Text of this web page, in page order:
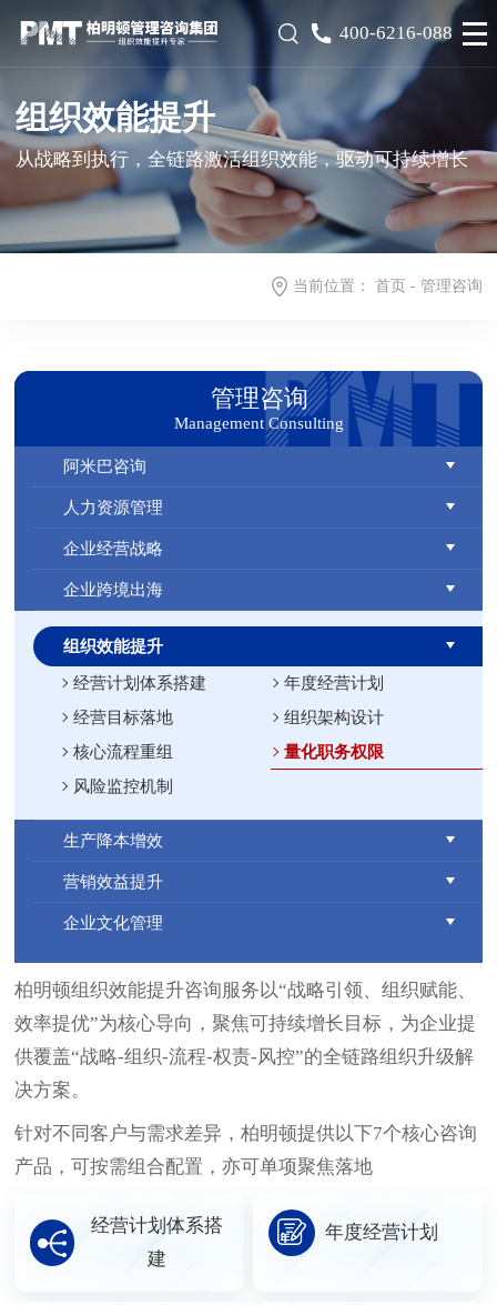
400-6216-088
组织效能提升
从战略到执行，全链路激活组织效能，驱动可持续增长
当前位置： 首页- 管理咨询
管理咨询
Management Consulting
阿米巴咨询
人力资源管理
企业经营战略
企业跨境出海
组织效能提升
经营计划体系搭建
年度经营计划
经营目标落地
组织架构设计
核心流程重组
量化职务权限
风险监控机制
生产降本增效
营销效益提升
企业文化管理
柏明顿组织效能提升咨询服务以“战略引领、组织赋能、
效率提优”为核心导向，聚焦可持续增长目标，为企业提
供覆盖“战略-组织-流程-权责-风控”的全链路组织升级解
决方案。
针对不同客户与需求差异，柏明顿提供以下7个核心咨询
产品，可按需组合配置，亦可单项聚焦落地
经营计划体系搭
建
年度经营计划